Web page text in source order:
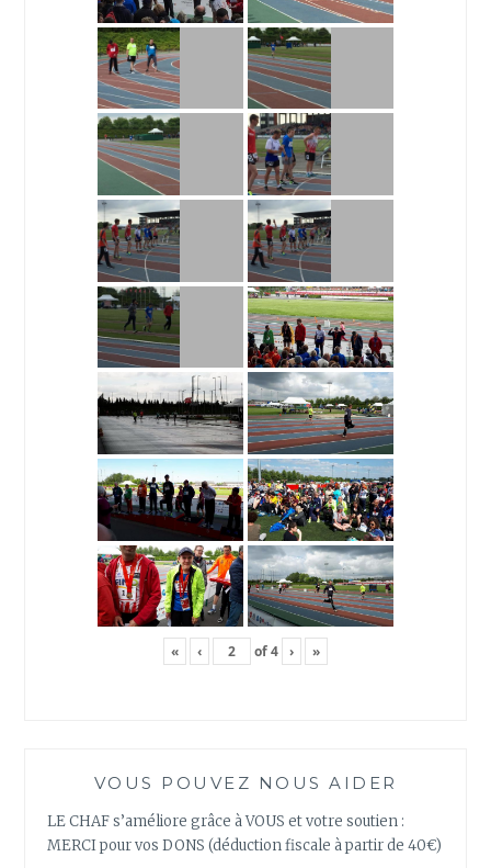
« ‹ of4 › »
VOUS POUVEZ NOUS AIDER
LE CHAF s’améliore grâce à VOUS et votre soutien :
MERCI pour vos DONS (déduction fiscale à partir de 40€)